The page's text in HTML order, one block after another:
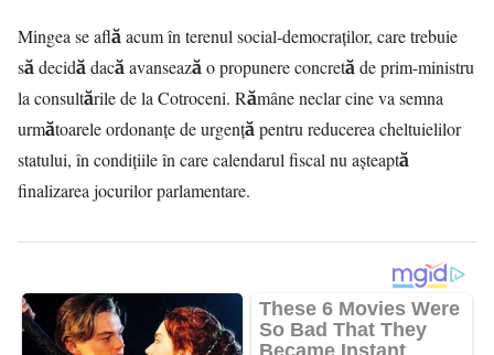
Mingea se află acum în terenul social-democraților, care trebuie
să decidă dacă avansează o propunere concretă de prim-ministru
la consultările de la Cotroceni. Rămâne neclar cine va semna
următoarele ordonanțe de urgență pentru reducerea cheltuielilor
statului, în condițiile în care calendarul fiscal nu așteaptă
finalizarea jocurilor parlamentare.